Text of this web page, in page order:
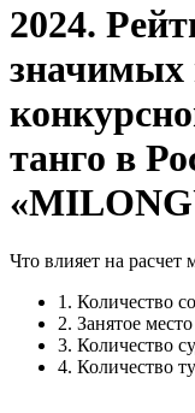
2024.
значимых
танго в
Что влияет на расчет
1. Количество
2. Занятое место
3. Количество
4. Количество